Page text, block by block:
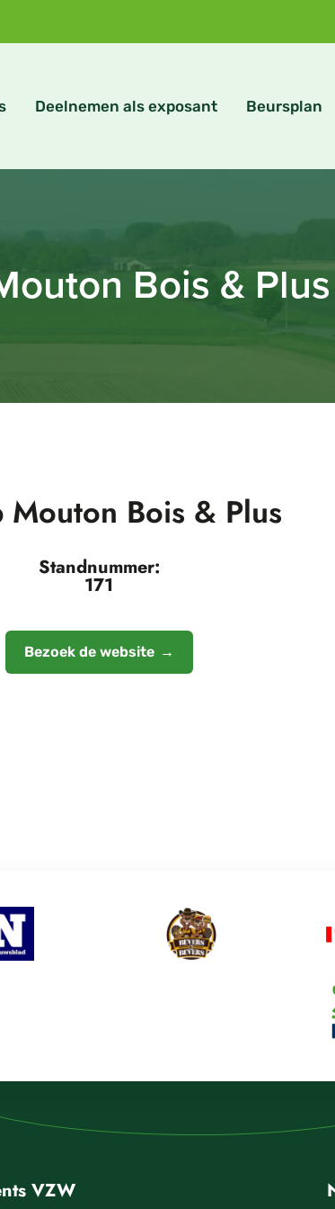
Deelnemen als exposant Beursplan
Bois & Plus
Mouton Bois & Plus
Standnummer:
171
Bezoek de website
VZW